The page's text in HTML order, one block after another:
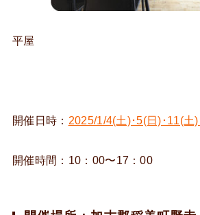
平屋
開催日時： 2025/1/4(土)･5(日)･11(土
開催時間：10：00〜17：00